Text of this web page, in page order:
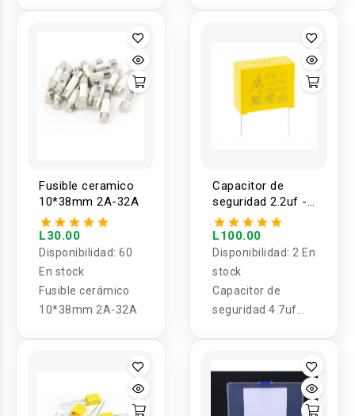
Fusible ceramico
10*38mm 2A-32A
L30.00
Disponibilidad: 60
En stock
Fusible cerámico
10*38mm 2A-32A
Capacitor de
seguridad 2.2uf -
4.7uf 275 - 310
VAC 50/60 Hz
L100.00
Disponibilidad: 2 En
stock
Capacitor de
seguridad 4.7uf